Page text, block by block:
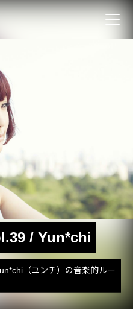
/ Yun*chi
（ユンチ）の音楽的ルー